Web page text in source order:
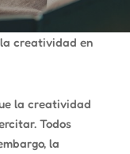
creatividad en
la creatividad
Todos
la